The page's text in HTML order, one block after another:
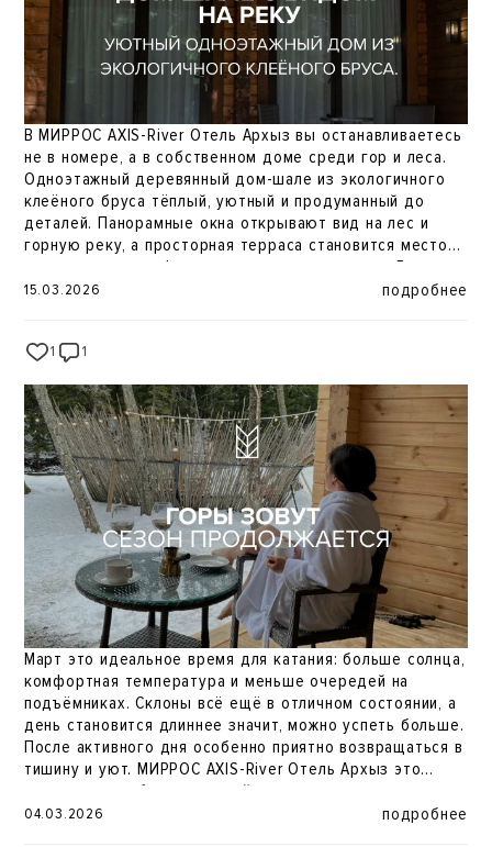
15.03.2026 подробнее
В МИРРОС AXIS-River Отель Архыз вы останавливаетесь
не в номере, а в собственном доме среди гор и леса.
Одноэтажный деревянный дом-шале из экологичного
клеёного бруса тёплый, уютный и продуманный до
деталей. Панорамные окна открывают вид на лес и
горную реку, а просторная терраса становится местом
для утреннего кофе или вечерних разговоров. Внутри
кухня-гостиная, отдельная спальня и ванная комната.
компании. Здесь легко почувствовать тишину, свежий
Архыз в своём ритме ️ Бронирование и информация:
https://mirros-hotels.com/arkhyz-river/
1 1
04.03.2026 подробнее
Март это идеальное время для катания: больше солнца,
комфортная температура и меньше очередей на
подъёмниках. Склоны всё ещё в отличном состоянии, а
день становится длиннее значит, можно успеть больше.
После активного дня особенно приятно возвращаться в
тишину и уют. МИРРОС AXIS-River Отель Архыз это
дома-шале на берегу горной реки, где можно по-
настоящему расслабиться после склонов. Горный